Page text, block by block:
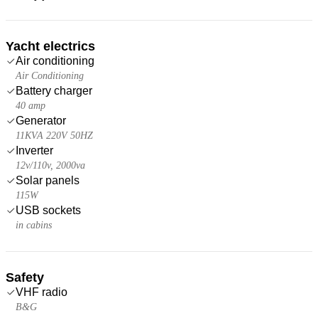
Yacht electrics
Air conditioning
Air Conditioning
Battery charger
40 amp
Generator
11KVA 220V 50HZ
Inverter
12v/110v, 2000va
Solar panels
115W
USB sockets
in cabins
Safety
VHF radio
B&G